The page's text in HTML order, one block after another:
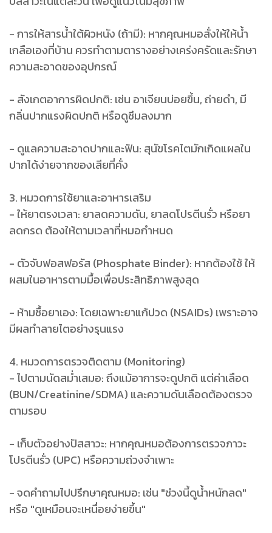
- การให้สารน้ำใต้ผิวหนัง (ถ้ามี): หากคุณหมอสั่งให้ให้น้ำ
เกลือเองที่บ้าน ควรทำตามตารางอย่างเคร่งครัดและรักษา
ความสะอาดของอุปกรณ์
- สังเกตอาการผิดปกติ: เช่น อาเจียนบ่อยขึ้น, ถ่ายดำ, มี
กลิ่นปากแรงผิดปกติ หรือดูซึมลงมาก
- ดูแลความสะอาดปากและฟัน: สุนัขโรคไตมักเกิดแผลใน
ปากได้ง่ายจากของเสียที่คั่ง
3. หมวดการใช้ยาและอาหารเสริม
- ให้ยาตรงเวลา: ยาลดความดัน, ยาลดโปรตีนรั่ว หรือยา
ลดกรด ต้องให้ตามเวลาที่หมอกำหนด
- ตัวจับฟอสฟอรัส (Phosphate Binder): หากต้องใช้ ให้
ผสมในอาหารตามมื้อเพื่อประสิทธิภาพสูงสุด
- ห้ามซื้อยาเอง: โดยเฉพาะยาแก้ปวด (NSAIDs) เพราะอาจ
มีผลทำลายไตอย่างรุนแรง
4. หมวดการตรวจติดตาม (Monitoring)
- ไปตามนัดสม่ำเสมอ: ถึงแม้อาการจะดูปกติ แต่ค่าเลือด
(BUN/Creatinine/SDMA) และความดันเลือดต้องตรวจ
ตามรอบ
- เก็บตัวอย่างปัสสาวะ: หากคุณหมอต้องการตรวจภาวะ
โปรตีนรั่ว (UPC) หรือความถ่วงจำเพาะ
- จดคำถามไปปรึกษาคุณหมอ: เช่น "ช่วงนี้ดูน้ำหนักลด"
หรือ "ดูเหมือนจะเหนื่อยง่ายขึ้น"